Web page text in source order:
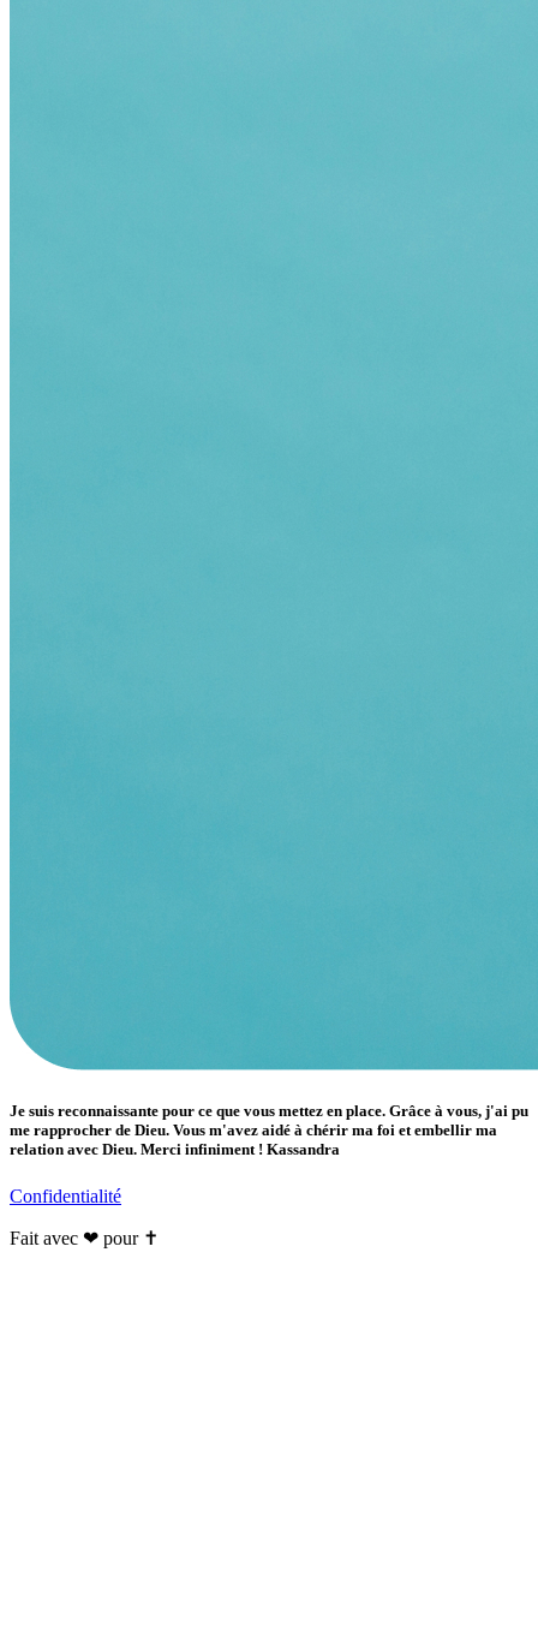
Je suis reconnaissante pour ce que vous mettez en place. Grâce à vous, j'ai pu
me rapprocher de Dieu. Vous m'avez aidé à chérir ma foi et embellir ma
relation avec Dieu. Merci infiniment ! Kassandra
Confidentialité
Fait avec ❤ pour ✝️️